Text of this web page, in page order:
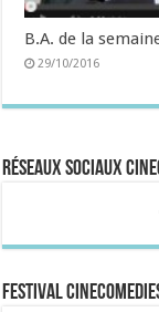
B.A. de la
29/10/2016
Réseaux sociaux
FESTIVAL